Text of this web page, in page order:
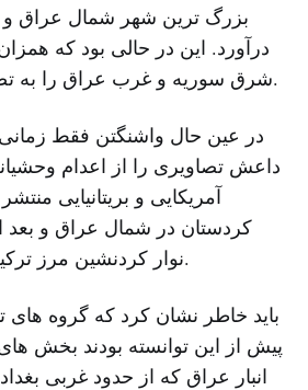
بزرگ ترین شهر شمال عراق و
درآورد. این در حالی بود که
شرق سوریه و غرب عراق را به تصرف در آورده است.
در عین حال واشنگتن فقط
داعش تصاویری را از اعدام
آمریکایی و بریتانیایی
کردستان در شمال عراق و بعد
نوار کردنشین مرز ترکیه در سوریه پرداخت.
باید خاطر نشان کرد که گروه های
پیش از این توانسته بودند بخش
انبار عراق که از حدود غربی